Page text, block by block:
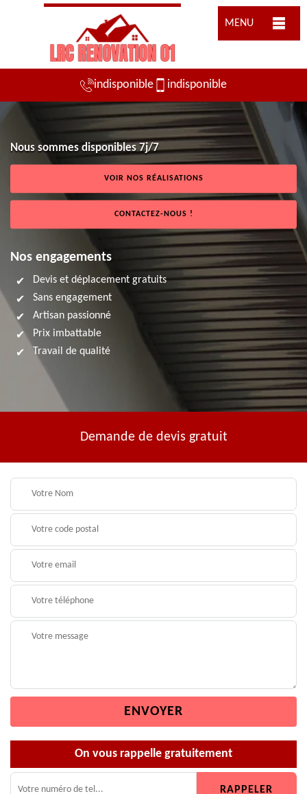
MENU
indisponible indisponible
Nous sommes disponibles 7j/7
VOIR NOS RÉALISATIONS
CONTACTEZ-NOUS !
Nos engagements
Devis et déplacement gratuits
Sans engagement
Artisan passionné
Prix imbattable
Travail de qualité
Demande de devis gratuit
On vous rappelle gratuitement